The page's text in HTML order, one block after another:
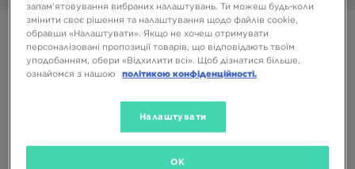
NIKE AIR MAX 95 OG
5299 ГРН
запам’ятовування вибраних налаштувань. Ти можеш будь-коли
змінити своє рішення та налаштування щодо файлів cookie,
обравши «Налаштувати». Якщо не хочеш отримувати
персоналізовані пропозиції товарів, що відповідають твоїм
уподобанням, обери «Відхилити всі». Щоб дізнатися більше,
ознайомся з нашою
політикою конфіденційності.
Налаштувати
OK